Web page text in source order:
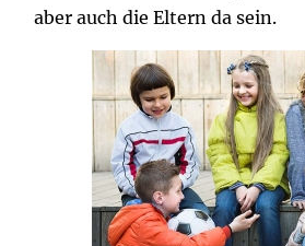
aber auch die Eltern da sein.